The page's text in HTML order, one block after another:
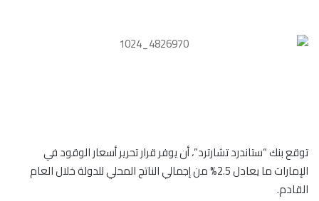
توقع بنك “ستاندرد تشارترد”، أن يوفر قرار تحرير أسعار الوقود في
الإمارات ما يعادل 2.5% من إجمالي الناتج المحلي للدولة خلال العام
القادم.